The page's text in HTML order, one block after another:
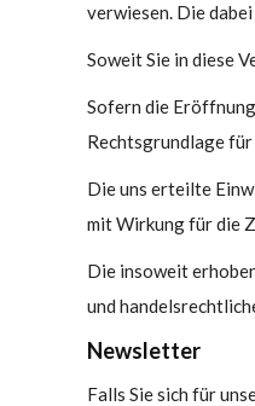
verwiesen. Die
Soweit Sie in diese
Sofern die
Rechtsgrundlage für
Die uns erteilte
mit Wirkung für die
Die insoweit
und
Newsletter
Falls Sie sich für